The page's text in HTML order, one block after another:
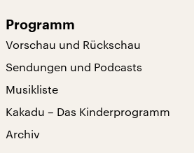
Programm
Vorschau und Rückschau
Sendungen und Podcasts
Musikliste
Kakadu – Das Kinderprogramm
Archiv